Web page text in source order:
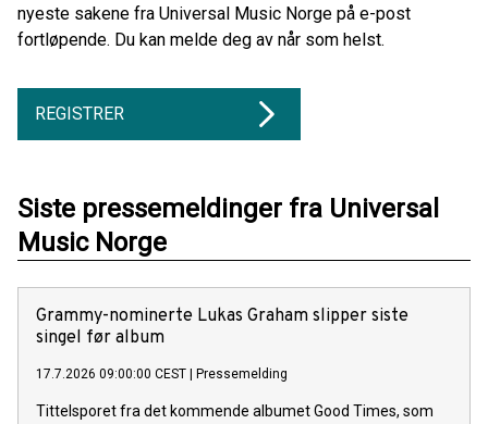
nyeste sakene fra Universal Music Norge på e-post
fortløpende. Du kan melde deg av når som helst.
REGISTRER
Siste pressemeldinger fra Universal
Music Norge
Grammy-nominerte Lukas Graham slipper siste
singel før album
17.7.2026 09:00:00 CEST Pressemelding
Tittelsporet fra det kommende albumet Good Times, som